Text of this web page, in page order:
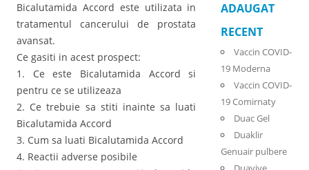
Bicalutamida Accord este utilizata in
tratamentul cancerului de prostata
avansat.
Ce gasiti in acest prospect:
1. Ce este Bicalutamida Accord si
pentru ce se utilizeaza
2. Ce trebuie sa stiti inainte sa luati
Bicalutamida Accord
3. Cum sa luati Bicalutamida Accord
4. Reactii adverse posibile
ADAUGAT
RECENT
Vaccin COVID-
19 Moderna
Vaccin COVID-
19 Comirnaty
Duac Gel
Duaklir
Genuair pulbere